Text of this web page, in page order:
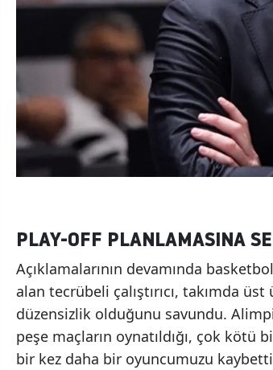
PLAY-OFF PLANLAMASINA
Açıklamalarının devamında
alan tecrübeli çalıştırıcı, takımda
düzensizlik olduğunu savundu.
peşe maçların oynatıldığı, çok kötü
bir kez daha bir oyuncumuzu